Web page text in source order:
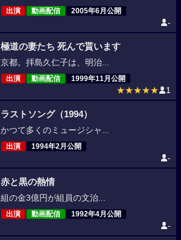
出演 動画配信 2005年6月公開
-
極道の妻たち 死んで貰います
京都。拝島久仁子は、明治...
出演 動画配信 1999年11月公開
★★★★★ 1
ラストソング（1994）
かつて多くのミュージシャ...
出演 1994年2月公開
-
赤と黒の熱情
組の金3億円が組員の文治...
出演 動画配信 1992年4月公開
-